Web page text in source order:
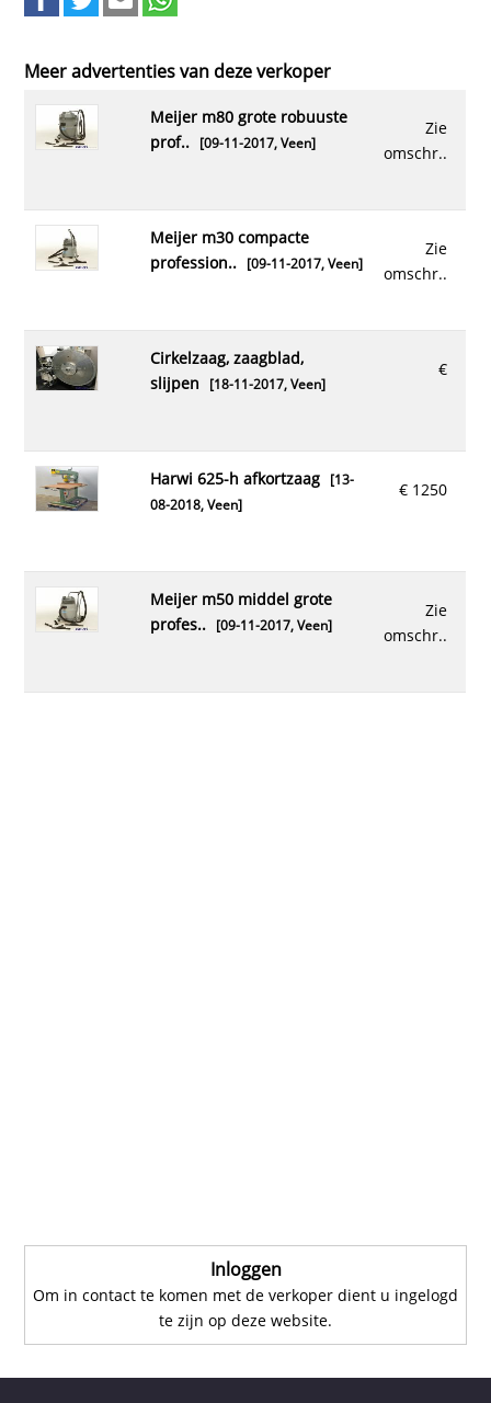
Meer advertenties van deze verkoper
Zie
omschr..
meijer m80 grote robuuste
prof..[09-11-2017, Veen]
Zie
omschr..
meijer m30 compacte
profession..[09-11-2017, Veen]
€
cirkelzaag, zaagblad,
slijpen [18-11-2017, Veen]
€ 1250
harwi 625-h afkortzaag[13-
08-2018, Veen]
Zie
omschr..
meijer m50 middel grote
profes..[09-11-2017, Veen]
Inloggen
Om in contact te komen met de verkoper dient u ingelogd
te zijn op deze website.